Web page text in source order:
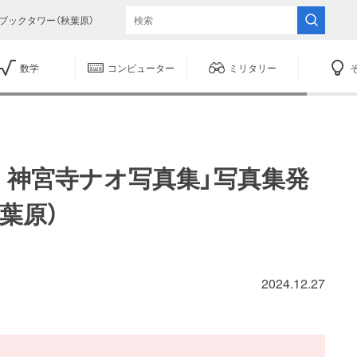
ブックタワー（秋葉原）
数学 コンピューター ミリタリー
宮寺ナオ写真集」写真集発
原）
2024.12.27